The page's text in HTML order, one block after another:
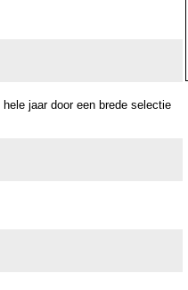
jaar door een brede selectie